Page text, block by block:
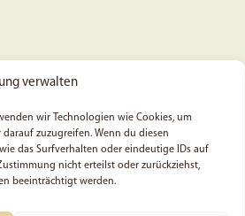
verwalten
wir Technologien wie Cookies, um
zuzugreifen. Wenn du diesen
das Surfverhalten oder eindeutige IDs auf
nicht erteilst oder zurückziehst,
beeinträchtigt werden.